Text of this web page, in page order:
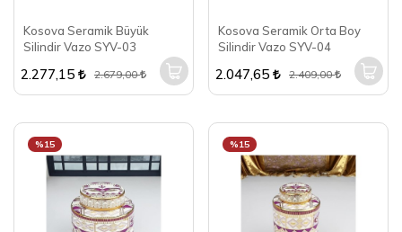
Kosova Seramik Büyük
Silindir Vazo SYV-03
2.277,15 2.679,00
Kosova Seramik Orta Boy
Silindir Vazo SYV-04
2.047,65 2.409,00
%15 %15